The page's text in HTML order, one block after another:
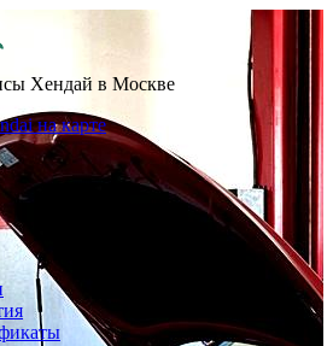
Хендай в Москве
на карте